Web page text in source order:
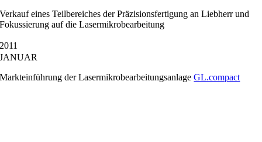
Verkauf eines Teilbereiches der Präzisionsfertigung an Liebherr und
Fokussierung auf die Lasermikrobearbeitung
2011
JANUAR
Markteinführung der LasermikrobearbeitungsanlageGL.compact